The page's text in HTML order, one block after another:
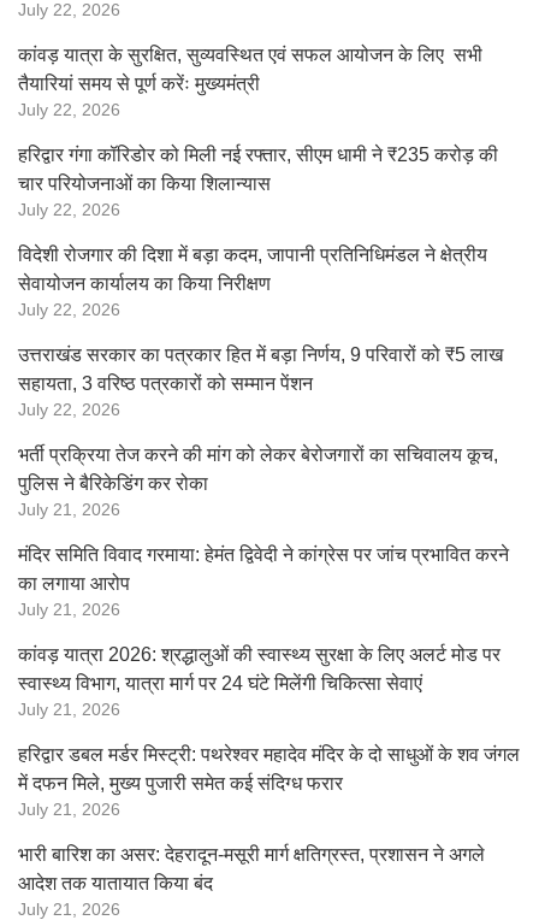
July 22, 2026
कांवड़ यात्रा के सुरक्षित, सुव्यवस्थित एवं सफल आयोजन के लिए सभी
तैयारियां समय से पूर्ण करेंः मुख्यमंत्री
July 22, 2026
हरिद्वार गंगा कॉरिडोर को मिली नई रफ्तार, सीएम धामी ने ₹235 करोड़ की
चार परियोजनाओं का किया शिलान्यास
July 22, 2026
विदेशी रोजगार की दिशा में बड़ा कदम, जापानी प्रतिनिधिमंडल ने क्षेत्रीय
सेवायोजन कार्यालय का किया निरीक्षण
July 22, 2026
उत्तराखंड सरकार का पत्रकार हित में बड़ा निर्णय, 9 परिवारों को ₹5 लाख
सहायता, 3 वरिष्ठ पत्रकारों को सम्मान पेंशन
July 22, 2026
भर्ती प्रक्रिया तेज करने की मांग को लेकर बेरोजगारों का सचिवालय कूच,
पुलिस ने बैरिकेडिंग कर रोका
July 21, 2026
मंदिर समिति विवाद गरमाया: हेमंत द्विवेदी ने कांग्रेस पर जांच प्रभावित करने
का लगाया आरोप
July 21, 2026
कांवड़ यात्रा 2026: श्रद्धालुओं की स्वास्थ्य सुरक्षा के लिए अलर्ट मोड पर
स्वास्थ्य विभाग, यात्रा मार्ग पर 24 घंटे मिलेंगी चिकित्सा सेवाएं
July 21, 2026
हरिद्वार डबल मर्डर मिस्ट्री: पथरेश्वर महादेव मंदिर के दो साधुओं के शव जंगल
में दफन मिले, मुख्य पुजारी समेत कई संदिग्ध फरार
July 21, 2026
भारी बारिश का असर: देहरादून-मसूरी मार्ग क्षतिग्रस्त, प्रशासन ने अगले
आदेश तक यातायात किया बंद
July 21, 2026